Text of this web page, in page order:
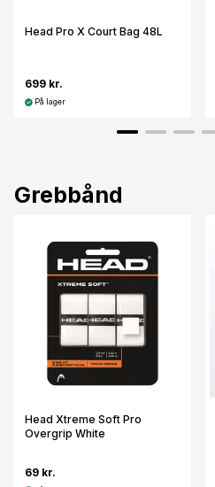
Head Pro X Court Bag 48L
699 kr.
På lager
Grebbånd
Head Xtreme Soft Pro
Overgrip White
69 kr.